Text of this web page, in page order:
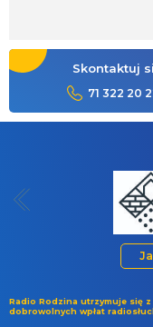
Skontaktuj
71 322 20
Radio Rodzina utrzymuje się z
dobrowolnych wpłat